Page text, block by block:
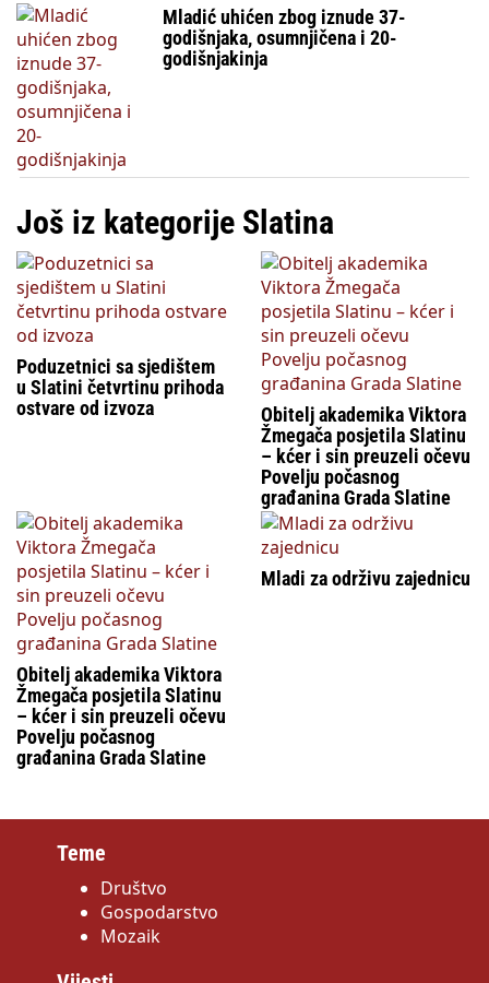
Mladić uhićen zbog iznude 37-
godišnjaka, osumnjičena i 20-
godišnjakinja
Još iz kategorije Slatina
Poduzetnici sa sjedištem
u Slatini četvrtinu prihoda
ostvare od izvoza
Obitelj akademika Viktora
Žmegača posjetila Slatinu
– kćer i sin preuzeli očevu
Povelju počasnog
građanina Grada Slatine
Obitelj akademika Viktora
Žmegača posjetila Slatinu
– kćer i sin preuzeli očevu
Povelju počasnog
građanina Grada Slatine
Mladi za održivu zajednicu
Teme
Društvo
Gospodarstvo
Mozaik